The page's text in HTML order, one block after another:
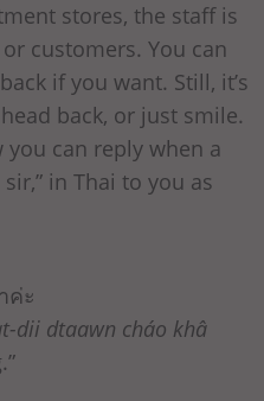
stores, the staff is
customers. You can
if you want. Still, it’s
back, or just smile.
you can reply when a
in Thai to you as
ค่ะ
dii dtaawn cháo khâ